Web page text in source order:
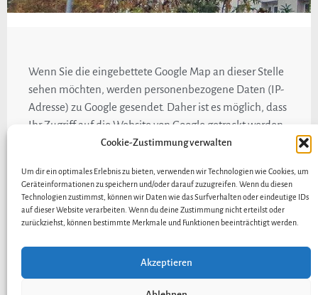
Cookie-Zustimmung verwalten
Um dir ein optimales Erlebnis zu bieten, verwenden wir Technologien wie Cookies, um
Geräteinformationen zu speichern und/oder darauf zuzugreifen. Wenn du diesen
Technologien zustimmst, können wir Daten wie das Surfverhalten oder eindeutige IDs
auf dieser Website verarbeiten. Wenn du deine Zustimmung nicht erteilst oder
zurückziehst, können bestimmte Merkmale und Funktionen beeinträchtigt werden.
Akzeptieren
Wenn Sie die eingebettete Google Map an dieser Stelle
sehen möchten, werden personenbezogene Daten (IP-
Adresse) zu Google gesendet. Daher ist es möglich, dass
Ihr Zugriff auf die Website von Google getrackt werden
Hölker-Hausservice e.K.
Durmersheimerstraße 28 in76185 Karlsruhe​